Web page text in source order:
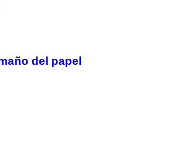
del papel